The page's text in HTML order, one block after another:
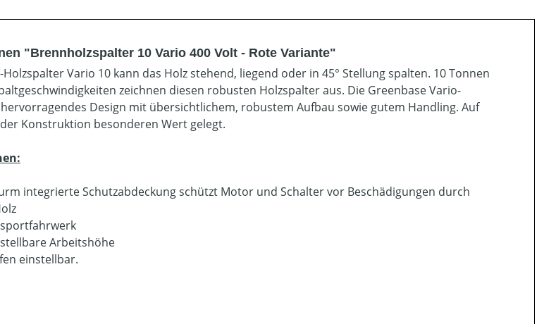
"Brennholzspalter 10 Vario 400 Volt - Rote Variante"
Vario 10 kann das Holz stehend, liegend oder in 45° Stellung spalten. 10 Tonnen
zeichnen diesen robusten Holzspalter aus. Die Greenbase Vario-
Design mit übersichtlichem, robustem Aufbau sowie gutem Handling. Auf
Konstruktion besonderen Wert gelegt.
integrierte Schutzabdeckung schützt Motor und Schalter vor Beschädigungen durch
Arbeitshöhe
einstellbar.